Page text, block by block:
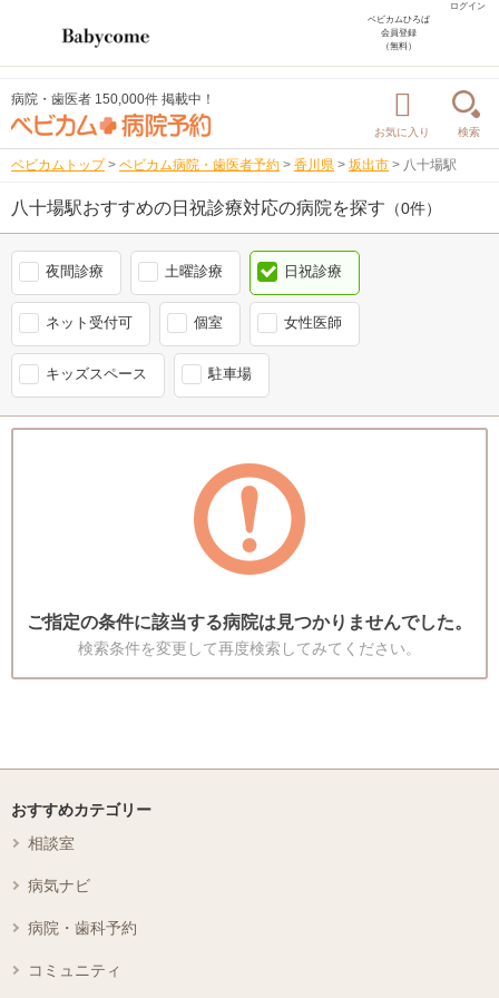
ログイン
ベビカムひろば
会員登録
（無料）
病院・歯医者 150,000件 掲載中！
お気に入り 検索
ベビカムトップ > ベビカム病院・歯医者予約 > 香川県 > 坂出市 > 八十場駅
八十場駅おすすめの日祝診療対応の病院を探す （0件）
夜間診療 土曜診療 日祝診療
ネット受付可 個室 女性医師
キッズスペース 駐車場
ご指定の条件に該当する病院は見つかりませんでした。
検索条件を変更して再度検索してみてください。
おすすめカテゴリー
相談室
病気ナビ
病院・歯科予約
コミュニティ